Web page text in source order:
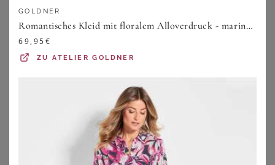
Yours Midikleid In Khakigrün Mit Blumenmuster Size 42
YOURS CLOTHING
40,00
GOLDNER
Romantisches Kleid mit floralem Alloverdruck - marine / gemustert - Gr. 19 von Goldner Fashion
69,95€
ZUATELIER GOLDNER